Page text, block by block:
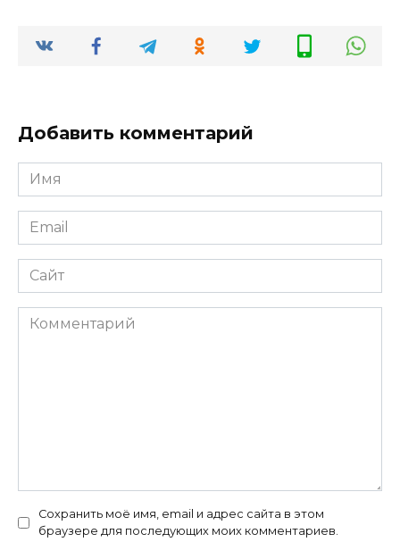
Добавить комментарий
Имя
*
Email
*
Сайт
Комментарий
Сохранить моё имя, email и адрес сайта в этом
браузере для последующих моих комментариев.